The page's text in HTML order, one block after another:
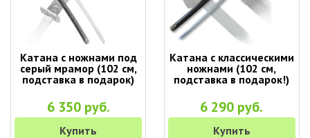
Катана с ножнами под
серый мрамор (102 см,
подставка в подарок)
6 350 руб.
Купить
Катана с классическими
ножнами (102 см,
подставка в подарок!)
6 290 руб.
Купить